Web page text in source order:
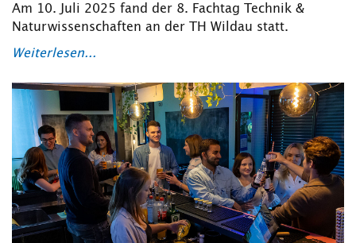
Am 10. Juli 2025 fand der 8. Fachtag Technik &
Naturwissenschaften an der TH Wildau statt.
Weiterlesen...